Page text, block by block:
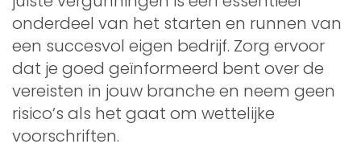
onderdeel van het starten en runnen van
een succesvol eigen bedrijf. Zorg ervoor
dat je goed geïnformeerd bent over de
vereisten in jouw branche en neem geen
risico’s als het gaat om wettelijke
voorschriften.